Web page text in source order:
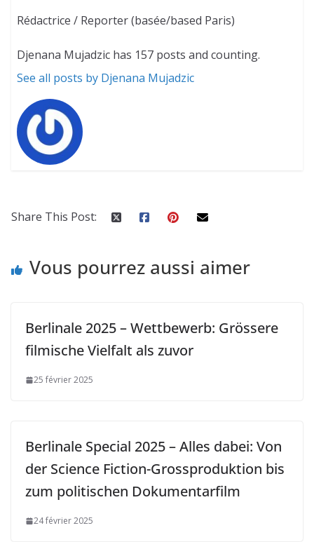
Rédactrice / Reporter (basée/based Paris)
Djenana Mujadzic has 157 posts and counting.
See all posts by Djenana Mujadzic
Share This Post:
Vous pourrez aussi aimer
Berlinale 2025 – Wettbewerb: Grössere
filmische Vielfalt als zuvor
25 février 2025
Berlinale Special 2025 – Alles dabei: Von
der Science Fiction-Grossproduktion bis
zum politischen Dokumentarfilm
24 février 2025